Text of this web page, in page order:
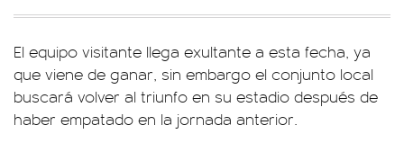
El equipo visitante llega exultante a esta fecha, ya
que viene de ganar, sin embargo el conjunto local
buscará volver al triunfo en su estadio después de
haber empatado en la jornada anterior.